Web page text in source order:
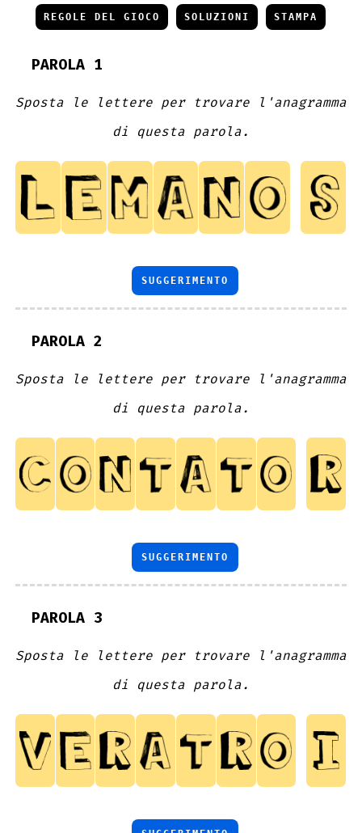
REGOLE DEL GIOCO SOLUZIONI STAMPA
PAROLA 1
Sposta le lettere per trovare l'anagramma
di questa parola.
SUGGERIMENTO
PAROLA 2
Sposta le lettere per trovare l'anagramma
di questa parola.
SUGGERIMENTO
PAROLA 3
Sposta le lettere per trovare l'anagramma
di questa parola.